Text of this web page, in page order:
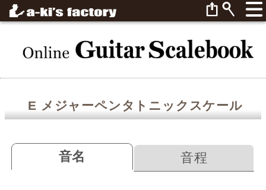
E メジャーペンタトニックスケール
音名 音程